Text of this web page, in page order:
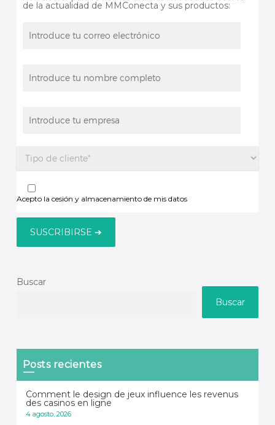
de la actualidad de MMConecta y sus productos:
Acepto la cesión y almacenamiento de mis datos
Buscar
Buscar
Posts recientes
Comment le design de jeux influence les revenus
des casinos en ligne
4 agosto, 2026